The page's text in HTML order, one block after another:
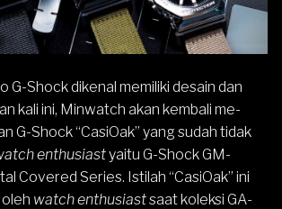
G-Shockdikenal memiliki desain dan
kali ini, Minwatch akan kembali me-
G-Shock “CasiOak” yang sudah tidak
enthusiastyaitu G-Shock GM-
Covered Series. Istilah “CasiOak” ini
watch enthusiastsaat koleksi GA-